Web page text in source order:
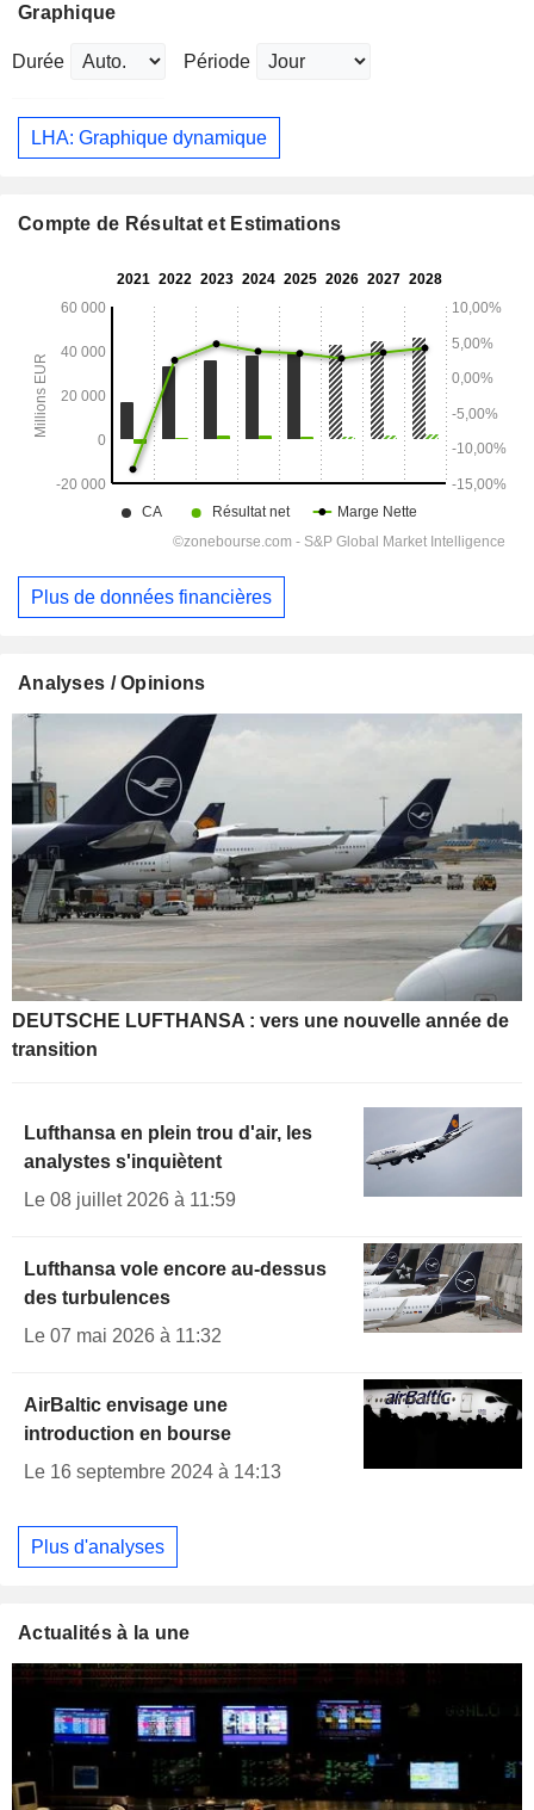
Graphique
Durée Période
LHA: Graphique dynamique
Compte de Résultat et Estimations
Plus de données financières
Analyses / Opinions
DEUTSCHE LUFTHANSA : vers une nouvelle année de
transition
Lufthansa en plein trou d'air, les
analystes s'inquiètent
Le 08 juillet 2026 à 11:59
Lufthansa vole encore au-dessus
des turbulences
Le 07 mai 2026 à 11:32
AirBaltic envisage une
introduction en bourse
Le 16 septembre 2024 à 14:13
Plus d'analyses
Actualités à la une